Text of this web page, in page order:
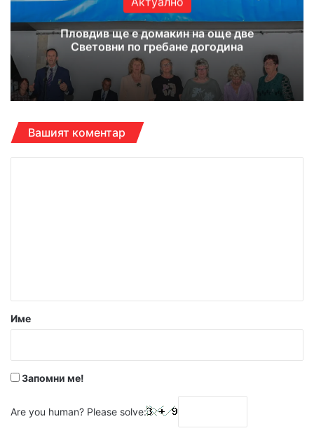
Пловдив ще е домакин на още две
Световни по гребане догодина
Вашият коментар
р
Име
Запомни ме!
Are you human? Please solve: